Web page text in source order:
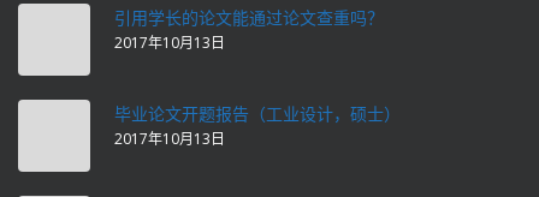
引用学长的论文能通过论文查重吗？
2017年10月13日
毕业论文开题报告（工业设计，硕士）
2017年10月13日